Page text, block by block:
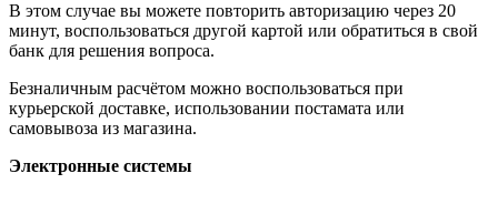
В этом случае вы можете повторить авторизацию через 20
минут, воспользоваться другой картой или обратиться в свой
банк для решения вопроса.
Безналичным расчётом можно воспользоваться при
курьерской доставке, использовании постамата или
самовывоза из магазина.
Электронные системы